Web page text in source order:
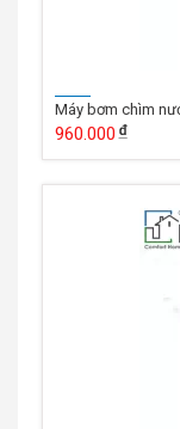
Máy bơm chìm
960.000